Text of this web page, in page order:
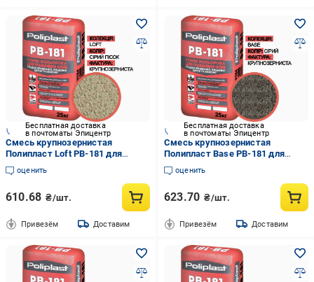
Бесплатная доставка
в почтоматы Эпицентр
Смесь крупнозернистая
Полипласт Loft PB-181 для
расшивки швов кладки
клинкерного/лицевого кирпича/
(PPUA68714LP)
оценить
610.68 ₴/шт.
Привезём Доставим
Бесплатная доставка
в почтоматы Эпицентр
Смесь крупнозернистая
Полипласт Base PB-181 для
расшивки швов кладки
клинкерного/лицевого кирпича/
(PPUA68714KG)
оценить
623.70 ₴/шт.
Привезём Доставим